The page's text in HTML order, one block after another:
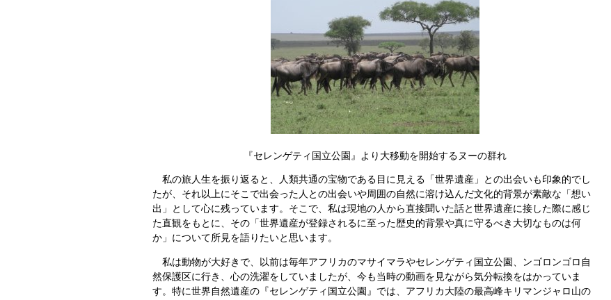
『セレンゲティ国立公園』より大移動を開始するヌーの群れ
私の旅人生を振り返ると、人類共通の宝物である目に見える「世界遺産」との出会いも印象的でし
たが、それ以上にそこで出会った人との出会いや周囲の自然に溶け込んだ文化的背景が素敵な「想い
出」として心に残っています。 そこで、私は現地の人から直接聞いた話と世界遺産に接した際に感じ
た直観をもとに、その「世界遺産が登録されるに至った歴史的背景や真に守るべき大切なものは何
か」について所見を語りたいと思います。
私は動物が大好きで、以前は毎年アフリカのマサイマラやセレンゲティ国立公園、ンゴロンゴロ自
然保護区に行き、心の洗濯をしていましたが、今も当時の動画を見ながら気分転換をはかっていま
す。特に世界自然遺産の『セレンゲティ国立公園』では、アフリカ大陸の最高峰キリマンジャロ山の